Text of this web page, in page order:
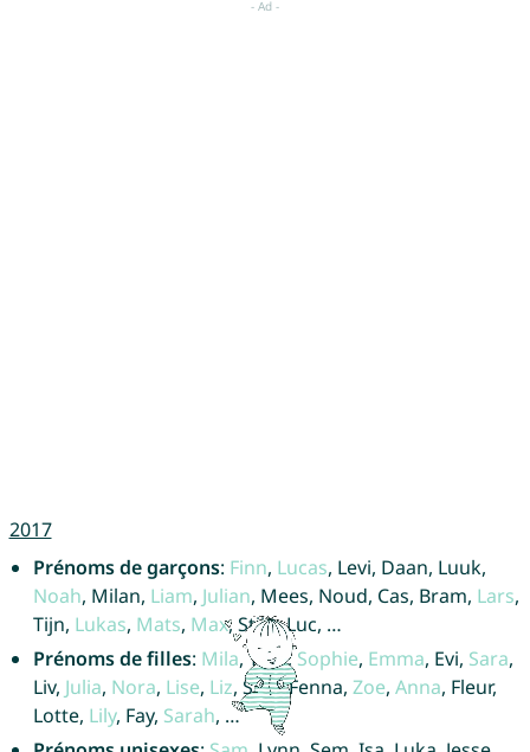
2017
Prénoms de garçons: Finn, Lucas, Levi, Daan, Luuk,
Noah, Milan, Liam, Julian, Mees, Noud, Cas, Bram, Lars,
Tijn, Lukas, Mats, Max, Stijn, Luc, …
Prénoms de filles: Mila, Tess,Sophie, Emma, Evi, Sara,
Liv, Julia, Nora, Lise, Liz, Saar, Fenna, Zoe, Anna, Fleur,
Lotte, Lily, Fay, Sarah, …